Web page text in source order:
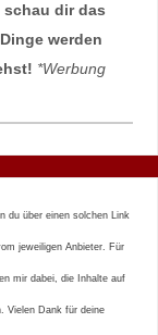
dir das
werden
*Werbung
du über einen solchen Link
jeweiligen Anbieter. Für
mir dabei, die Inhalte auf
Vielen Dank für deine